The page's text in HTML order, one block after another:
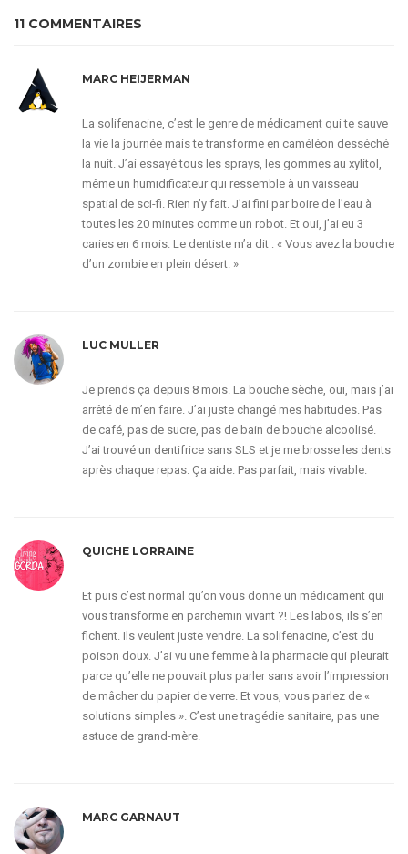
11 COMMENTAIRES
MARC HEIJERMAN
La solifenacine, c’est le genre de médicament qui te sauve
la vie la journée mais te transforme en caméléon desséché
la nuit. J’ai essayé tous les sprays, les gommes au xylitol,
même un humidificateur qui ressemble à un vaisseau
spatial de sci-fi. Rien n’y fait. J’ai fini par boire de l’eau à
toutes les 20 minutes comme un robot. Et oui, j’ai eu 3
caries en 6 mois. Le dentiste m’a dit : « Vous avez la bouche
d’un zombie en plein désert. »
LUC MULLER
Je prends ça depuis 8 mois. La bouche sèche, oui, mais j’ai
arrêté de m’en faire. J’ai juste changé mes habitudes. Pas
de café, pas de sucre, pas de bain de bouche alcoolisé.
J’ai trouvé un dentifrice sans SLS et je me brosse les dents
après chaque repas. Ça aide. Pas parfait, mais vivable.
QUICHE LORRAINE
Et puis c’est normal qu’on vous donne un médicament qui
vous transforme en parchemin vivant ?! Les labos, ils s’en
fichent. Ils veulent juste vendre. La solifenacine, c’est du
poison doux. J’ai vu une femme à la pharmacie qui pleurait
parce qu’elle ne pouvait plus parler sans avoir l’impression
de mâcher du papier de verre. Et vous, vous parlez de «
solutions simples ». C’est une tragédie sanitaire, pas une
astuce de grand-mère.
MARC GARNAUT